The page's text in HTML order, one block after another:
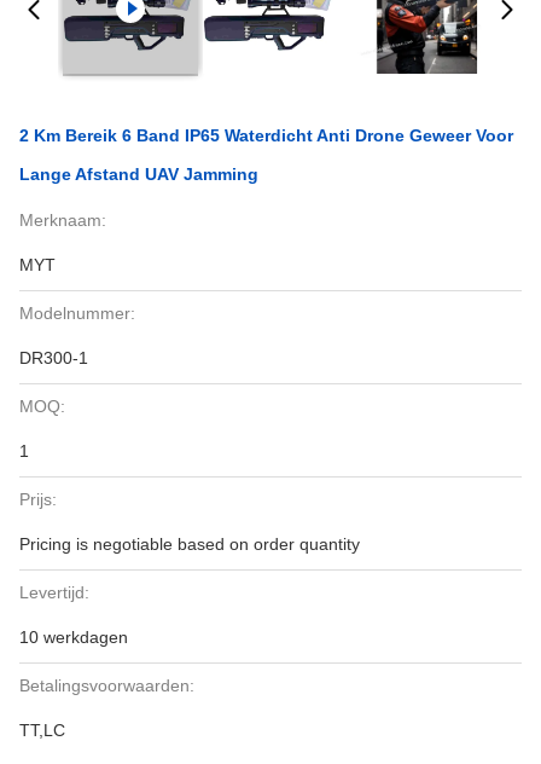
2 Km Bereik 6 Band IP65 Waterdicht Anti Drone Geweer Voor
Lange Afstand UAV Jamming
Merknaam:
MYT
Modelnummer:
DR300-1
MOQ:
1
Prijs:
Pricing is negotiable based on order quantity
Levertijd:
10 werkdagen
Betalingsvoorwaarden:
TT,LC